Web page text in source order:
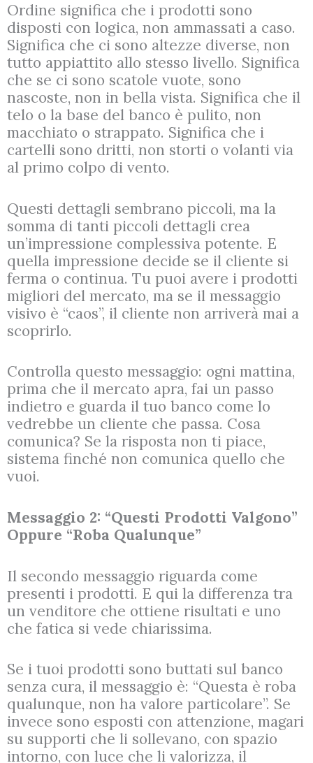
Ordine significa che i prodotti sono
disposti con logica, non ammassati a caso.
Significa che ci sono altezze diverse, non
tutto appiattito allo stesso livello. Significa
che se ci sono scatole vuote, sono
nascoste, non in bella vista. Significa che il
telo o la base del banco è pulito, non
macchiato o strappato. Significa che i
cartelli sono dritti, non storti o volanti via
al primo colpo di vento.
Questi dettagli sembrano piccoli, ma la
somma di tanti piccoli dettagli crea
un’impressione complessiva potente. E
quella impressione decide se il cliente si
ferma o continua. Tu puoi avere i prodotti
migliori del mercato, ma se il messaggio
visivo è “caos”, il cliente non arriverà mai a
scoprirlo.
Controlla questo messaggio: ogni mattina,
prima che il mercato apra, fai un passo
indietro e guarda il tuo banco come lo
vedrebbe un cliente che passa. Cosa
comunica? Se la risposta non ti piace,
sistema finché non comunica quello che
vuoi.
Messaggio 2: “Questi Prodotti Valgono”
Oppure “Roba Qualunque”
Il secondo messaggio riguarda come
presenti i prodotti. E qui la differenza tra
un venditore che ottiene risultati e uno
che fatica si vede chiarissima.
Se i tuoi prodotti sono buttati sul banco
senza cura, il messaggio è: “Questa è roba
qualunque, non ha valore particolare”. Se
invece sono esposti con attenzione, magari
su supporti che li sollevano, con spazio
intorno, con luce che li valorizza, il